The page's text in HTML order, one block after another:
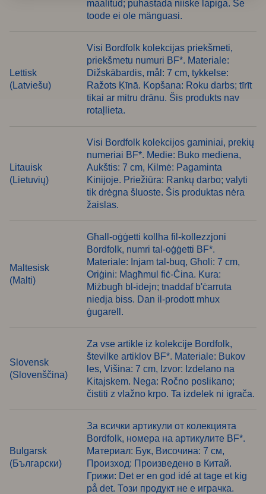
maalitud; puhastada niiske lapiga. Se
toode ei ole mänguasi.
Lettisk
(Latviešu)
Visi Bordfolk kolekcijas priekšmeti,
priekšmetu numuri BF*. Materiale:
Dižskābardis, mål: 7 cm, tykkelse:
Ražots Ķīnā. Kopšana: Roku darbs; tīrīt
tikai ar mitru drānu. Šis produkts nav
rotaļlieta.
Litauisk
(Lietuvių)
Visi Bordfolk kolekcijos gaminiai, prekių
numeriai BF*. Medie: Buko mediena,
Aukštis: 7 cm, Kilmė: Pagaminta
Kinijoje. Priežiūra: Rankų darbo; valyti
tik drėgna šluoste. Šis produktas nėra
žaislas.
Maltesisk
(Malti)
Għall-oġġetti kollha fil-kollezzjoni
Bordfolk, numri tal-oġġetti BF*.
Materiale: Injam tal-buq, Għoli: 7 cm,
Oriġini: Magħmul fiċ-Ċina. Kura:
Miżbugħ bl-idejn; tnaddaf b'ċarruta
niedja biss. Dan il-prodott mhux
ġugarell.
Slovensk
(Slovenščina)
Za vse artikle iz kolekcije Bordfolk,
številke artiklov BF*. Materiale: Bukov
les, Višina: 7 cm, Izvor: Izdelano na
Kitajskem. Nega: Ročno poslikano;
čistiti z vlažno krpo. Ta izdelek ni igrača.
Bulgarsk
(Български)
За всички артикули от колекцията
Bordfolk, номера на артикулите BF*.
Материал: Бук, Височина: 7 см,
Произход: Произведено в Китай.
Грижи: Det er en god idé at tage et kig
på det. Този продукт не е играчка.